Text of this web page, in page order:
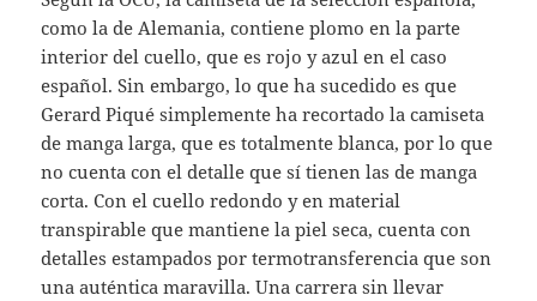
como la de Alemania, contiene plomo en la parte
interior del cuello, que es rojo y azul en el caso
español. Sin embargo, lo que ha sucedido es que
Gerard Piqué simplemente ha recortado la camiseta
de manga larga, que es totalmente blanca, por lo que
no cuenta con el detalle que sí tienen las de manga
corta. Con el cuello redondo y en material
transpirable que mantiene la piel seca, cuenta con
detalles estampados por termotransferencia que son
una auténtica maravilla. Una carrera sin llevar